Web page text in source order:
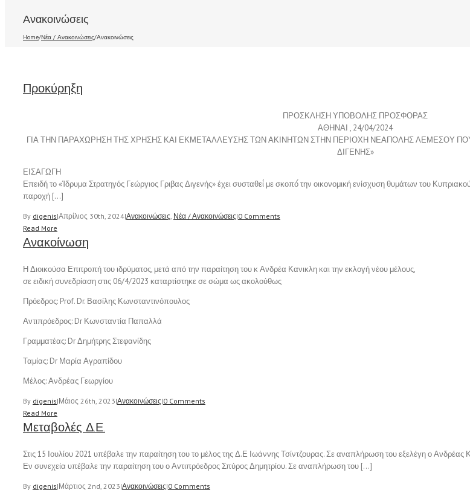
Ανακοινώσεις
Home/Νέα / Ανακοινώσεις/Ανακοινώσεις
Προκύρηξη
ΠΡΟΣΚΛΗΣΗ ΥΠΟΒΟΛΗΣ ΠΡΟΣΦΟΡΑΣ
ΑΘΗΝΑΙ , 24/04/2024
ΓΙΑ ΤΗΝ ΠΑΡΑΧΩΡΗΣΗ ΤΗΣ ΧΡΗΣΗΣ ΚΑΙ ΕΚΜΕΤΑΛΛΕΥΣΗΣ ΤΩΝ ΑΚΙΝΗΤΩΝ ΣΤΗΝ ΠΕΡΙΟΧΗ ΝΕΑΠΟΛΗΣ ΛΕΜΕΣΟΥ
ΔΙΓΕΝΗΣ»
ΕΙΣΑΓΩΓΗ
Επειδή το «Ίδρυμα Στρατηγός Γεώργιος Γριβας Διγενής» έχει συσταθεί́ με σκοπό́ την οικονομική ενίσχυση θυμάτων του
παροχή […]
By digenis|Απρίλιος 30th, 2024|Ανακοινώσεις Νέα / Ανακοινώσεις|0 Comments
Read More
Ανακοίνωση
Η Διοικούσα Επιτροπή του ιδρύματος, μετά από την παραίτηση του κ Ανδρέα Κανικλη και την εκλογή νέου μέλους,
σε ειδική συνεδρίαση στις 06/4/2023 καταρτίστηκε σε σώμα ως ακολούθως
Πρόεδρος: Prof. Dr. Βασίλης Κωνσταντινόπουλος
Αντιπρόεδρος: Dr Κωνσταντία Παπαλλά
Γραμματέας: Dr Δημήτρης Στεφανίδης
Ταμίας: Dr Μαρία Αγραπίδου
Μέλος: Ανδρέας Γεωργίου
By digenis|Μάιος 26th, 2023|Ανακοινώσεις|0 Comments
Read More
Μεταβολές Δ.Ε.
Στις 15 Ιουλίου 2021 υπέβαλε την παραίτηση του το μέλος της Δ.Ε Ιωάννης Τσίντζουρας. Σε αναπλήρωση του εξελέγη ο Ανδρέας
Εν συνεχεία υπέβαλε την παραίτηση του ο Αντιπρόεδρος Σπύρος Δημητρίου. Σε αναπλήρωση του […]
By digenis|Μάρτιος 2nd, 2023|Ανακοινώσεις|0 Comments